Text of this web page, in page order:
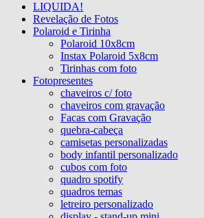
LIQUIDA!
Revelação de Fotos
Polaroid e Tirinha
Polaroid 10x8cm
Instax Polaroid 5x8cm
Tirinhas com foto
Fotopresentes
chaveiros c/ foto
chaveiros com gravação
Facas com Gravação
quebra-cabeça
camisetas personalizadas
body infantil personalizado
cubos com foto
quadro spotify
quadros temas
letreiro personalizado